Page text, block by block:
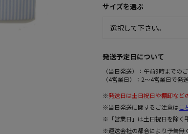
サイズを選ぶ
発送予定日について
（当日発送）：午前9時までの
（4営業日）：2～4営業日で発
※発送日は土日祝日や棚卸など
※当日発送に関するご注意はこ
※「営業日」は土日祝日を除く
※運送会社の都合により予告無